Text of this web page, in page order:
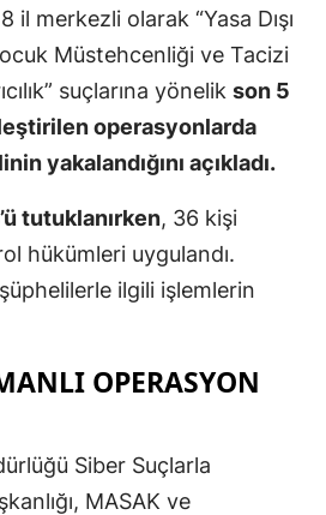
Eskişehir
Gaziantep
Giresun
Gümüşhane
Hakkari
Hatay
il merkezli olarak “Yasa Dışı
Müstehcenliği ve Tacizi
suçlarına yönelik son 5
operasyonlarda
yakalandığını açıkladı.
tutuklanırken, 36 kişi
hükümleri uygulandı.
ilgili işlemlerin
OPERASYON
Siber Suçlarla
MASAK ve